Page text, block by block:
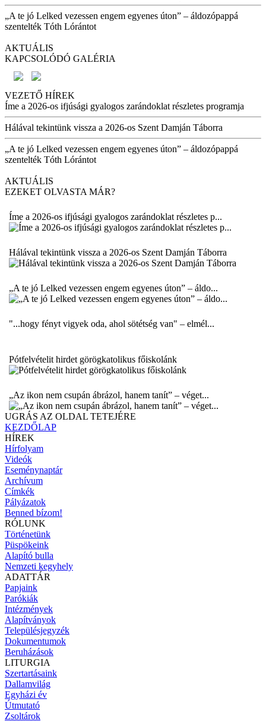
„A te jó Lelked vezessen engem egyenes úton” – áldozópappá
szentelték Tóth Lórántot
AKTUÁLIS
KAPCSOLÓDÓ GALÉRIA
VEZETŐ HÍREK
Íme a 2026-os ifjúsági gyalogos zarándoklat részletes programja
Hálával tekintünk vissza a 2026-os Szent Damján Táborra
„A te jó Lelked vezessen engem egyenes úton” – áldozópappá
szentelték Tóth Lórántot
AKTUÁLIS
EZEKET OLVASTA MÁR?
Íme a 2026-os ifjúsági gyalogos zarándoklat részletes p...
Hálával tekintünk vissza a 2026-os Szent Damján Táborra
„A te jó Lelked vezessen engem egyenes úton” – áldo...
"...hogy fényt vigyek oda, ahol sötétség van" – elmél...
Pótfelvételit hirdet görögkatolikus főiskolánk
„Az ikon nem csupán ábrázol, hanem tanít” – véget...
UGRÁS AZ OLDAL TETEJÉRE
KEZDŐLAP
HÍREK
Hírfolyam
Videók
Eseménynaptár
Archívum
Címkék
Pályázatok
Benned bízom!
RÓLUNK
Történetünk
Püspökeink
Alapító bulla
Nemzeti kegyhely
ADATTÁR
Papjaink
Parókiák
Intézmények
Alapítványok
Településjegyzék
Dokumentumok
Beruházások
LITURGIA
Szertartásaink
Dallamvilág
Egyházi év
Útmutató
Zsoltárok